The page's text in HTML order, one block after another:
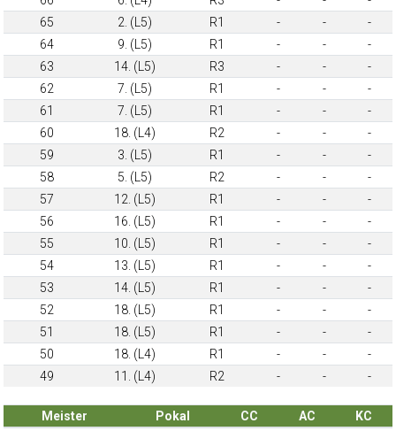
65
2. (L5) R1 - -
-
64
9. (L5) R1 - -
-
63
14. (L5) R3 - -
-
62
7. (L5) R1 - -
-
61
7. (L5) R1 - -
-
60
18. (L4) R2 - -
-
59
3. (L5) R1 - -
-
58
5. (L5) R2 - -
-
57
12. (L5) R1 - -
-
56
16. (L5) R1 - -
-
55
10. (L5) R1 - -
-
54
13. (L5) R1 - -
-
53
14. (L5) R1 - -
-
52
18. (L5) R1 - -
-
51
18. (L5) R1 - -
-
50
18. (L4) R1 - -
-
49
11. (L4) R2 - - -
Meister Pokal CC AC
KC